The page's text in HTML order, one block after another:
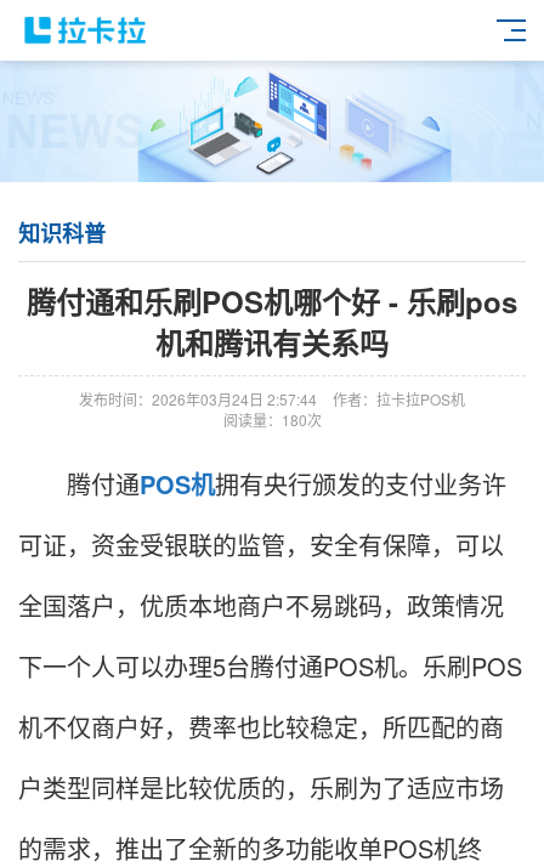
知识科普
腾付通和乐刷POS机哪个好 - 乐刷pos
机和腾讯有关系吗
发布时间：2026年03月24日 2:57:44
作者：拉卡拉POS机
阅读量：180次
腾付通POS机拥有央行颁发的支付业务许
可证，资金受银联的监管，安全有保障，可以
全国落户，优质本地商户不易跳码，政策情况
下一个人可以办理5台腾付通POS机。乐刷POS
机不仅商户好，费率也比较稳定，所匹配的商
户类型同样是比较优质的，乐刷为了适应市场
的需求，推出了全新的多功能收单POS机终